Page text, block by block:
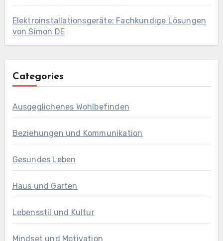
Elektroinstallationsgeräte: Fachkundige Lösungen
von Simon DE
Categories
Ausgeglichenes Wohlbefinden
Beziehungen und Kommunikation
Gesundes Leben
Haus und Garten
Lebensstil und Kultur
Mindset und Motivation